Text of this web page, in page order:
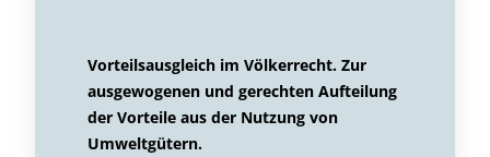
Vorteilsausgleich im Völkerrecht. Zur
ausgewogenen und gerechten Aufteilung
der Vorteile aus der Nutzung von
Umweltgütern.